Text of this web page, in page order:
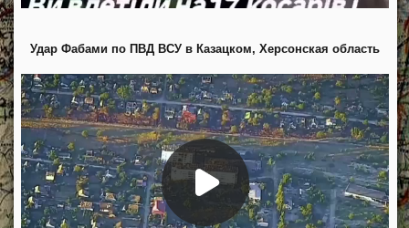
Удар Фабами по ПВД ВСУ в Казацком, Херсонская область